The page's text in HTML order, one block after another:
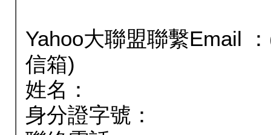
Yahoo大聯盟聯繫Email
信箱)
姓名：
身分證字號：